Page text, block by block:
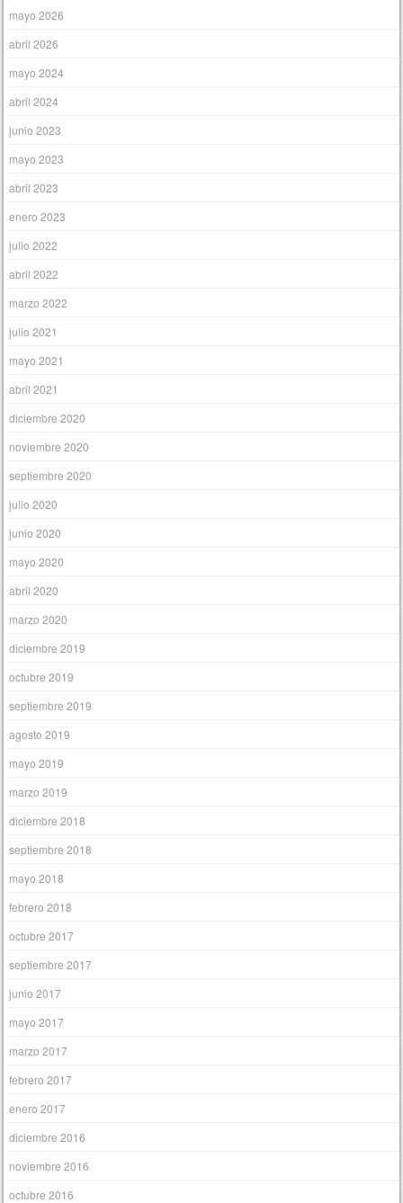
mayo 2026
abril 2026
mayo 2024
abril 2024
junio 2023
mayo 2023
abril 2023
enero 2023
julio 2022
abril 2022
marzo 2022
julio 2021
mayo 2021
abril 2021
diciembre 2020
noviembre 2020
septiembre 2020
julio 2020
junio 2020
mayo 2020
abril 2020
marzo 2020
diciembre 2019
octubre 2019
septiembre 2019
agosto 2019
mayo 2019
marzo 2019
diciembre 2018
septiembre 2018
mayo 2018
febrero 2018
octubre 2017
septiembre 2017
junio 2017
mayo 2017
marzo 2017
febrero 2017
enero 2017
diciembre 2016
noviembre 2016
octubre 2016